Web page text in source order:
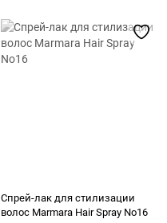
Спрей-лак для стилизации
волос Marmara Hair Spray No16